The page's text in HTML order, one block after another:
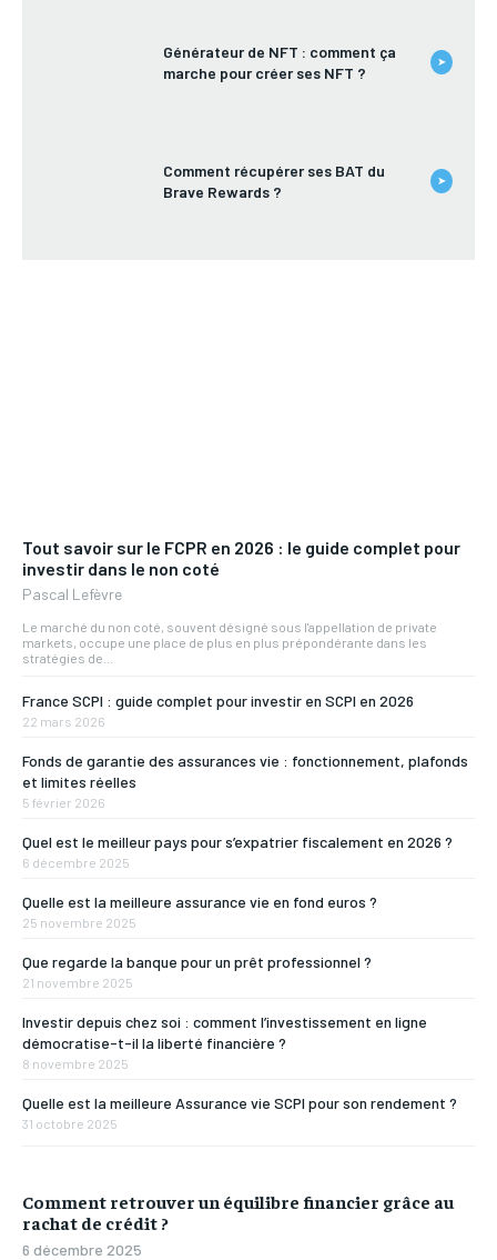
Tout savoir sur le FCPR en 2026 : le guide complet pour
investir dans le non coté
Pascal Lefèvre
Le marché du non coté, souvent désigné sous l'appellation de private
markets, occupe une place de plus en plus prépondérante dans les
stratégies de...
France SCPI : guide complet pour investir en SCPI en 2026
22 mars 2026
Fonds de garantie des assurances vie : fonctionnement, plafonds
et limites réelles
5 février 2026
Quel est le meilleur pays pour s’expatrier fiscalement en 2026 ?
6 décembre 2025
Quelle est la meilleure assurance vie en fond euros ?
25 novembre 2025
Que regarde la banque pour un prêt professionnel ?
21 novembre 2025
Investir depuis chez soi : comment l’investissement en ligne
démocratise-t-il la liberté financière ?
8 novembre 2025
Quelle est la meilleure Assurance vie SCPI pour son rendement ?
31 octobre 2025
Générateur de NFT : comment ça
marche pour créer ses NFT ?
➤
Comment récupérer ses BAT du
Brave Rewards ?
➤
Comment retrouver un équilibre financier grâce au
rachat de crédit ?
6 décembre 2025